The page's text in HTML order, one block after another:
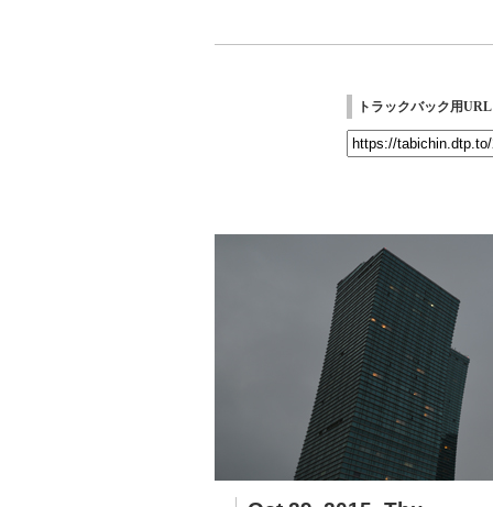
トラックバック用URL